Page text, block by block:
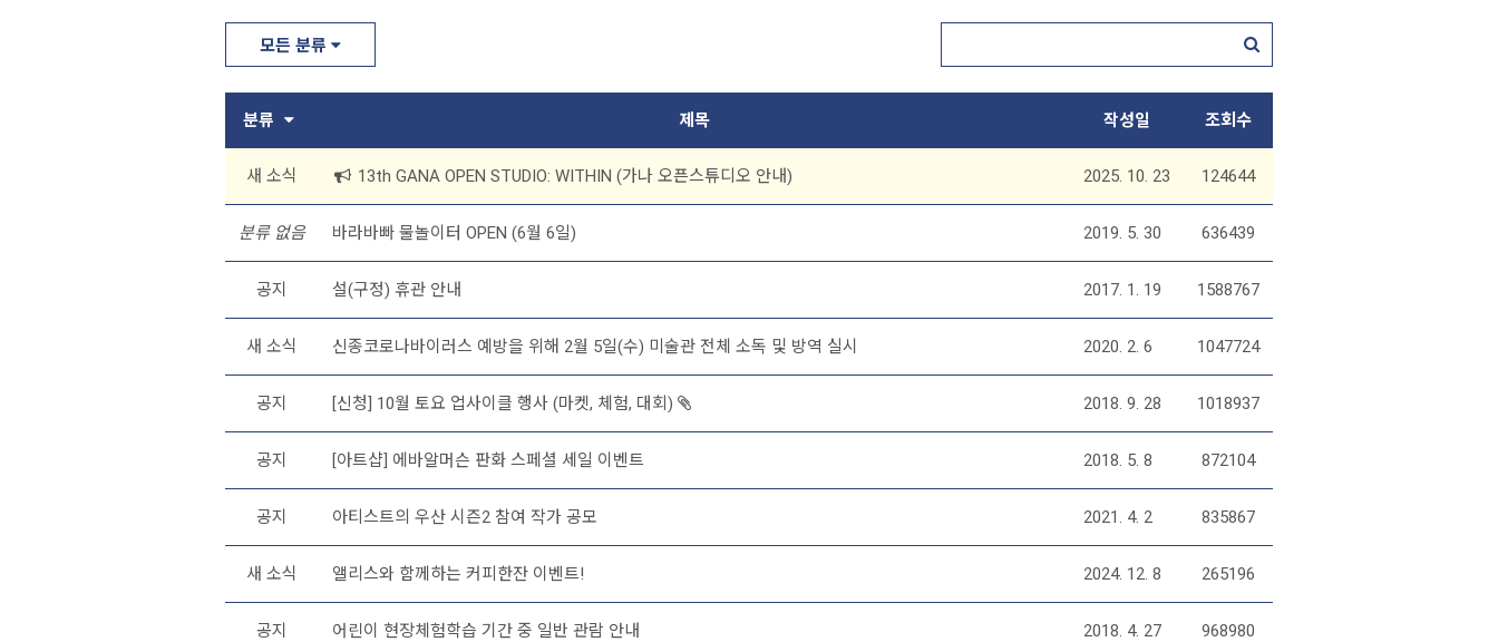
모든 분류
분류 제목 작성일 조회수
새 소식 13th GANA OPEN STUDIO: WITHIN (가나 오픈스튜디오 안내) 2025. 10. 23 124644
분류 없음 바라바빠 물놀이터 OPEN (6월 6일) 2019. 5. 30 636439
공지 설(구정) 휴관 안내 2017. 1. 19 1588767
새 소식 신종코로나바이러스 예방을 위해 2월 5일(수) 미술관 전체 소독 및 방역 실시 2020. 2. 6 1047724
공지 [신청] 10월 토요 업사이클 행사 (마켓, 체험, 대회) 2018. 9. 28 1018937
공지 [아트샵] 에바알머슨 판화 스페셜 세일 이벤트 2018. 5. 8 872104
공지 아티스트의 우산 시즌2 참여 작가 공모 2021. 4. 2 835867
새 소식 앨리스와 함께하는 커피한잔 이벤트! 2024. 12. 8 265196
공지 어린이 현장체험학습 기간 중 일반 관람 안내 2018. 4. 27 968980